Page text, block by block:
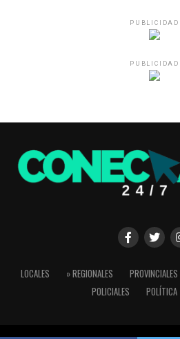
PUBLICIDAD
PUBLICIDAD
LOCALES » REGIONALES PROVINCIALES
POLICIALES
POLÍTICA